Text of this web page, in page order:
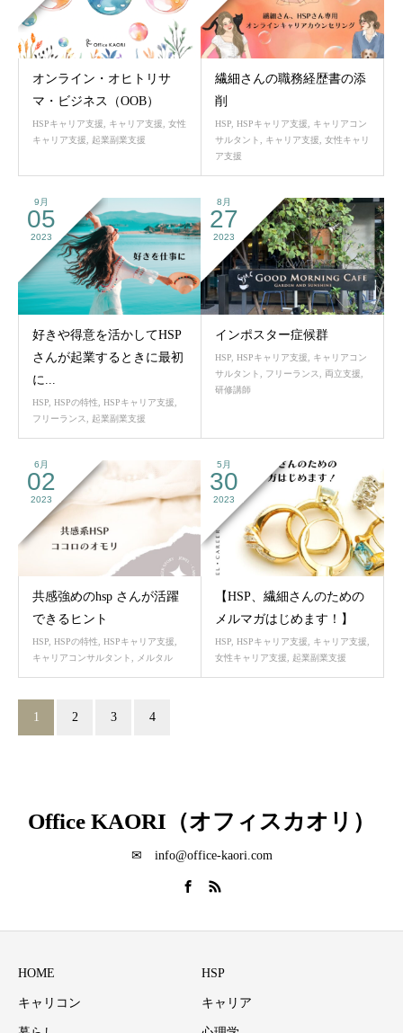
オンライン・オヒトリサ
マ・ビジネス（OOB）
HSPキャリア支援 キャリア支援
女性
キャリア支援
起業副業支援
繊細さんの職務経歴書の添
削
HSP HSPキャリア支援
キャリアコン
サルタント
キャリア支援
女性キャリ
ア支援
9月
05
2023
好きや得意を活かしてHSP
さんが起業するときに最初
に...
HSP HSPの特性 HSPキャリア支援
フリーランス
起業副業支援
8月
27
2023
インポスター症候群
HSP HSPキャリア支援
キャリアコン
サルタント
フリーランス 両立支援
研修講師
6月
02
2023
共感強めのhsp さんが活躍
できるヒント
HSP HSPの特性 HSPキャリア支援
キャリアコンサルタント
メルタル
5月
30
2023
【HSP、繊細さんのための
メルマガはじめます！】
HSP HSPキャリア支援 キャリア支援
女性キャリア支援
起業副業支援
1 2 3 4
Office KAORI（オフィスカオリ）
✉ info@office-kaori.com
HOME HSP
キャリコン キャリア